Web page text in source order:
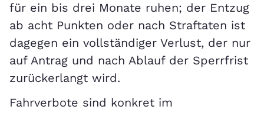
für ein bis drei Monate ruhen; der Entzug
ab acht Punkten oder nach Straftaten ist
dagegen ein vollständiger Verlust, der nur
auf Antrag und nach Ablauf der Sperrfrist
zurückerlangt wird.
Fahrverbote sind konkret im